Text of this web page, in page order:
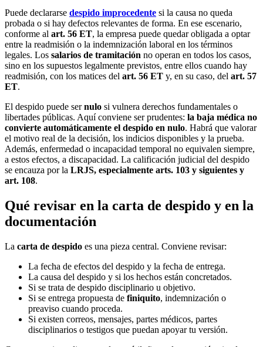
Puede declararse despido improcedente si la causa no queda
probada o si hay defectos relevantes de forma. En ese escenario,
conforme al art. 56 ET, la empresa puede quedar obligada a optar
entre la readmisión o la indemnización laboral en los términos
legales. Los salarios de tramitación no operan en todos los casos,
sino en los supuestos legalmente previstos, entre ellos cuando hay
readmisión, con los matices del art. 56 ET y, en su caso, del art. 57
ET.
El despido puede sernulo si vulnera derechos fundamentales o
libertades públicas. Aquí conviene ser prudentes: la baja médica no
convierte automáticamente el despido en nulo. Habrá que valorar
el motivo real de la decisión, los indicios disponibles y la prueba.
Además, enfermedad o incapacidad temporal no equivalen siempre,
a estos efectos, a discapacidad. La calificación judicial del despido
se encauza por la LRJS, especialmente arts. 103 y siguientes y
art. 108.
Qué revisar en la carta de despido y en la
documentación
La carta de despido es una pieza central. Conviene revisar:
La fecha de efectos del despido y la fecha de entrega.
La causa del despido y si los hechos están concretados.
Si se trata de despido disciplinario u objetivo.
Si se entrega propuesta de finiquito, indemnización o
preaviso cuando proceda.
Si existen correos, mensajes, partes médicos, partes
disciplinarios o testigos que puedan apoyar tu versión.